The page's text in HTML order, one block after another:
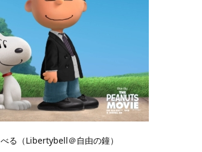
べる（Libertybell＠自由の鐘）